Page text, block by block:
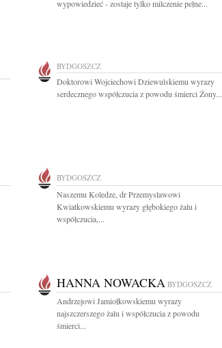
wypowiedzieć - zostaje tylko milczenie pełne...
BYDGOSZCZ
Doktorowi Wojciechowi Dziewulskiemu wyrazy
serdecznego współczucia z powodu śmierci Żony...
BYDGOSZCZ
Naszemu Koledze, dr Przemysławowi
Kwiatkowskiemu wyrazy głębokiego żalu i
współczucia,...
HANNA NOWACKA BYDGOSZCZ
Andrzejowi Jamiołkowskiemu wyrazy
najszczerszego żalu i współczucia z powodu
śmierci...